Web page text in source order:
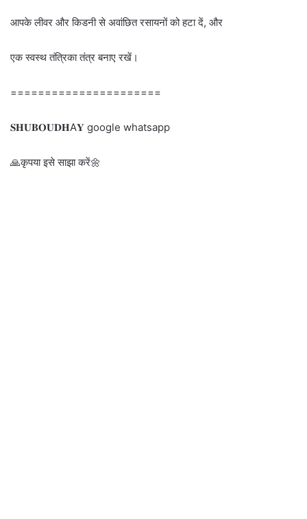
आपके लीवर और किडनी से अवांछित रसायनों को हटा दें, और
एक स्वस्थ तंत्रिका तंत्र बनाए रखें।
======================
𝐒𝐇𝐔𝐁𝐎𝐔𝐃𝐇A𝐘 google whatsapp
🙏कृपया इसे साझा करें🌼